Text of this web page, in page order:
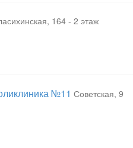
164 - 2 этаж
№11 Советская, 9